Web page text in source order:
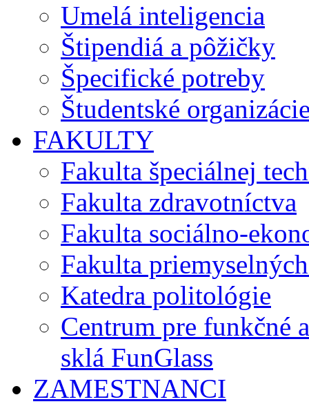
Umelá inteligencia
Štipendiá a pôžičky
Špecifické potreby
Študentské
FAKULTY
Fakulta špeciálnej
Fakulta zdravotníctva
Fakulta sociálno-
Fakulta
Katedra politológie
Centrum pre funkčné
sklá FunGlass
ZAMESTNANCI